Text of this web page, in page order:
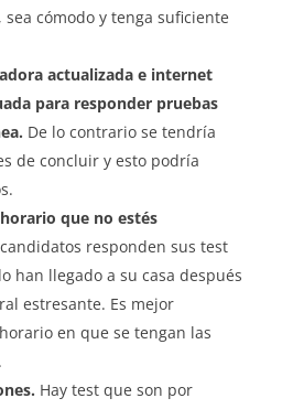
cómodo y tenga suficiente
actualizada e internet
para responder pruebas
De lo contrario se tendría
de concluir y esto podría
que no estés
responden sus test
han llegado a su casa después
estresante. Es mejor
en que se tengan las
Hay test que son por